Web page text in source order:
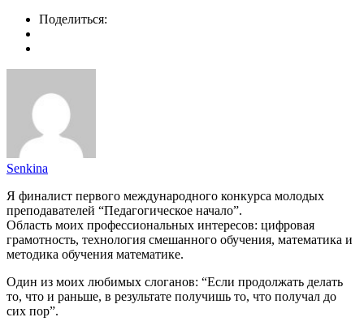
Поделиться:
Senkina
Я финалист первого международного конкурса молодых
преподавателей “Педагогическое начало”.
Область моих профессиональных интересов: цифровая
грамотность, технология смешанного обучения, математика и
методика обучения математике.
Один из моих любимых слоганов: “Если продолжать делать
то, что и раньше, в результате получишь то, что получал до
сих пор”.